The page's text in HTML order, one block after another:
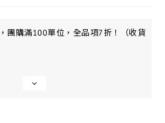
團購滿100單位，全品項7折！（收貨